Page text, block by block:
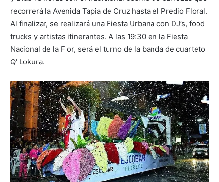
recorrerá la Avenida Tapia de Cruz hasta el Predio Floral.
Al finalizar, se realizará una Fiesta Urbana con DJ’s, food
trucks y artistas itinerantes. A las 19:30 en la Fiesta
Nacional de la Flor, será el turno de la banda de cuarteto
Q’ Lokura.